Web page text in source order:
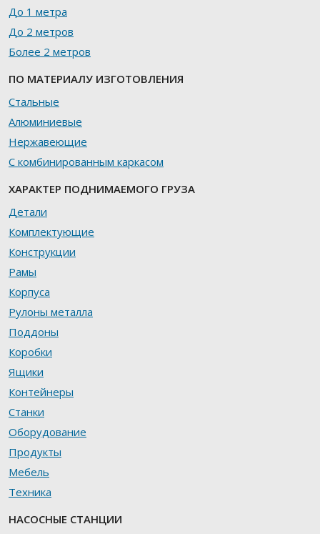
До 1 метра
До 2 метров
Более 2 метров
ПО МАТЕРИАЛУ ИЗГОТОВЛЕНИЯ
Стальные
Алюминиевые
Нержавеющие
С комбинированным каркасом
ХАРАКТЕР ПОДНИМАЕМОГО ГРУЗА
Детали
Комплектующие
Конструкции
Рамы
Корпуса
Рулоны металла
Поддоны
Коробки
Ящики
Контейнеры
Станки
Оборудование
Продукты
Мебель
Техника
НАСОСНЫЕ СТАНЦИИ